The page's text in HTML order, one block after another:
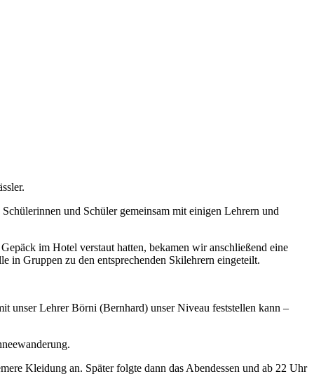
und Schüler gemeinsam mit einigen Lehrern und
im Hotel verstaut hatten, bekamen wir anschließend eine
in Gruppen zu den entsprechenden Skilehrern eingeteilt.
unser Lehrer Börni (Bernhard) unser Niveau feststellen kann –
Kleidung an. Später folgte dann das Abendessen und ab 22 Uhr